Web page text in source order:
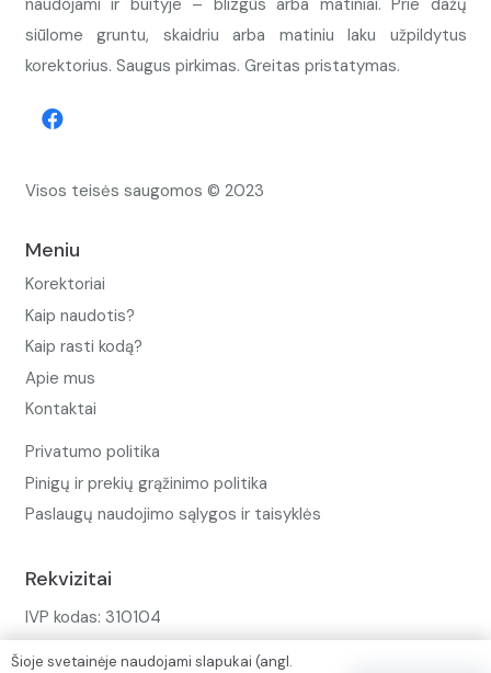
siūlome gruntu, skaidriu arba matiniu laku užpildytus
korektorius. Saugus pirkimas. Greitas pristatymas.
Visos teisės saugomos © 2023
Meniu
Korektoriai
Kaip naudotis?
Kaip rasti kodą?
Apie mus
Kontaktai
Privatumo politika
Pinigų ir prekių grąžinimo politika
Paslaugų naudojimo sąlygos ir taisyklės
Rekvizitai
IVP kodas: 310104
Šioje svetainėje naudojami slapukai (angl.